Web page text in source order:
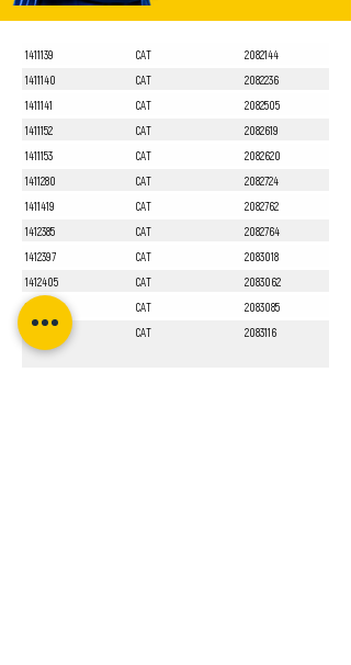
1411139 CAT
2082144
1411140
CAT
2082236
1411141
CAT
2082505
1411152
CAT
2082619
1411153
CAT
2082620
1411280
CAT
2082724
1411419
CAT
2082762
1412385
CAT
2082764
1412397
CAT
2083018
1412405
CAT
2083062
1412551
CAT
2083085
CAT 2083116